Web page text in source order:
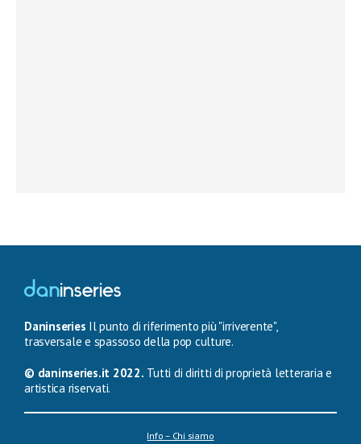
Daninseries Il punto di riferimento più "irriverente",
trasversale e spassoso della pop culture.
© daninseries.it 2022. Tutti di diritti di proprietà letteraria e
artistica riservati.
Info – Chi siamo